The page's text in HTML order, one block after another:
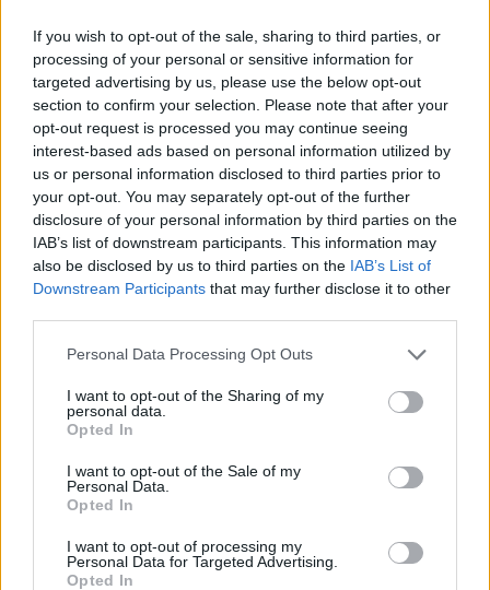
If you wish to opt-out of the sale, sharing to third parties, or
processing of your personal or sensitive information for
targeted advertising by us, please use the below opt-out
section to confirm your selection. Please note that after your
opt-out request is processed you may continue seeing
interest-based ads based on personal information utilized by
us or personal information disclosed to third parties prior to
your opt-out. You may separately opt-out of the further
disclosure of your personal information by third parties on the
IAB’s list of downstream participants. This information may
also be disclosed by us to third parties on the IAB’s List of
Downstream Participants that may further disclose it to other
Personal Data Processing Opt Outs
I want to opt-out of the Sharing of my
personal data.
Opted In
I want to opt-out of the Sale of my
Personal Data.
Opted In
I want to opt-out of processing my
Personal Data for Targeted Advertising.
Opted In
Az M7-es autópálya határ felé vezető oldalán erős a
forgalom, ezért több helyen lelassult a közlekedés. A
jelentések szerint a legtöbb jármű a Balaton felé tart, ahol a
hétvégén valódi strandidő ígérkezik, idén először kúszik 30
Celsius-fok fölé a hőmérő higanyszála, ezt sokan
próbálhatják meg kihasználni. Budapest után először
Törökbálint és Martonvásár...
KEDVES OLVASÓNK!
A keresett cikk a portfolio.hu hírarchívumához
regisztrációhoz kötött.
Az előfizetés a következőket tartalmazza:
Portfolio.hu teljes cikkarchívum
kötéslistái